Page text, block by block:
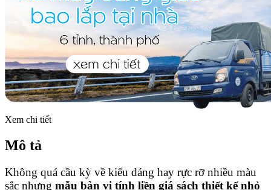
Xem chi tiết
Mô tả
Không quá cầu kỳ về kiểu dáng hay rực rỡ nhiều màu
sắc nhưng mẫu bàn vi tính liền giá sách thiết kế nhỏ